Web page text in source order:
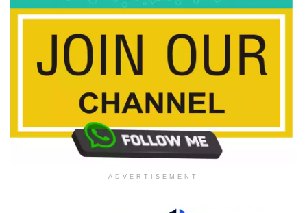
ADVERTISEMENT